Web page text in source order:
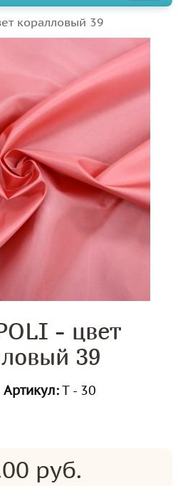
коралловый 39
- цвет
39
Артикул:Т - 30
руб.